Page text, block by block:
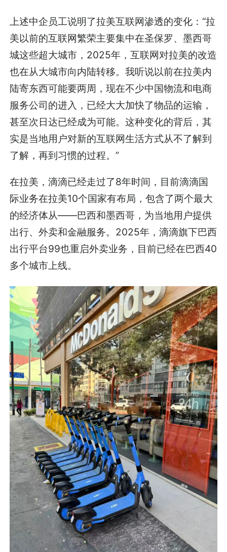
上述中企员工说明了拉美互联网渗透的变化：“拉
美以前的互联网繁荣主要集中在圣保罗、墨西哥
城这些超大城市，2025年，互联网对拉美的改造
也在从大城市向内陆转移。我听说以前在拉美内
陆寄东西可能要两周，现在不少中国物流和电商
服务公司的进入，已经大大加快了物品的运输，
甚至次日达已经成为可能。这种变化的背后，其
实是当地用户对新的互联网生活方式从不了解到
了解，再到习惯的过程。”
在拉美，滴滴已经走过了8年时间，目前滴滴国
际业务在拉美10个国家有布局，包含了两个最大
的经济体从——巴西和墨西哥，为当地用户提供
出行、外卖和金融服务。2025年，滴滴旗下巴西
出行平台99也重启外卖业务，目前已经在巴西40
多个城市上线。